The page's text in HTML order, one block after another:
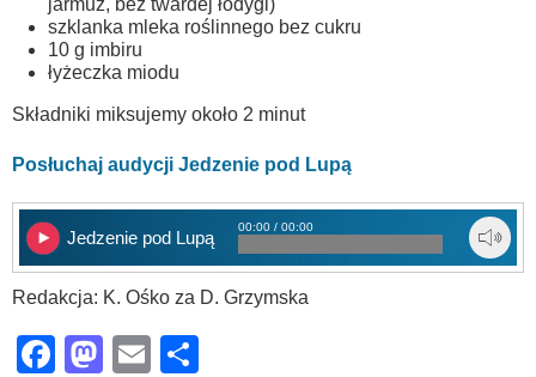
jarmuż, bez twardej łodygi)
szklanka mleka roślinnego bez cukru
10 g imbiru
łyżeczka miodu
Składniki miksujemy około 2 minut
Posłuchaj audycji Jedzenie pod Lupą
Jedzenie pod Lupą
00:00 / 00:00
Redakcja: K. Ośko za D. Grzymska
Facebook
Mastodon
Email